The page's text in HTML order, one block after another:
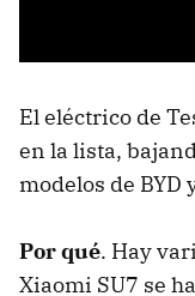
El eléctrico de
en la lista,
modelos de BYD
Por qué. Hay
Xiaomi SU7 se